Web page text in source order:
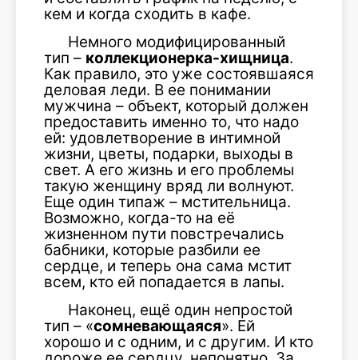
кем и когда сходить в кафе.
Немного модифицированный
тип – коллекционерка-хищница.
Как правило, это уже состоявшаяся
деловая леди. В ее понимании
мужчина – объект, который должен
предоставить именно то, что надо
ей: удовлетворение в интимной
жизни, цветы, подарки, выходы в
свет. А его жизнь и его проблемы
такую женщину вряд ли волнуют.
Еще один типаж – мстительница.
Возможно, когда-то на её
жизненном пути повстречались
бабники, которые разбили ее
сердце, и теперь она сама мстит
всем, кто ей попадается в лапы.
Наконец, ещё один непростой
тип – «сомневающаяся». Ей
хорошо и с одним, и с другим. И кто